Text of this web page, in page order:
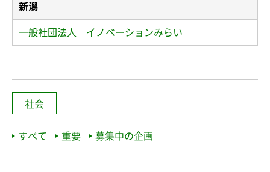
新潟
一般社団法人 イノベーションみらい
社会
すべて 重要 募集中の企画